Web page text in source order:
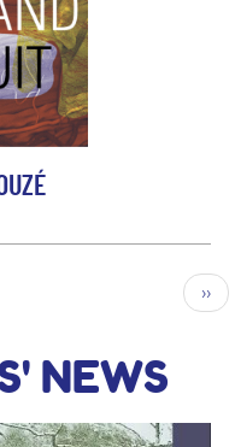
››
NEWS